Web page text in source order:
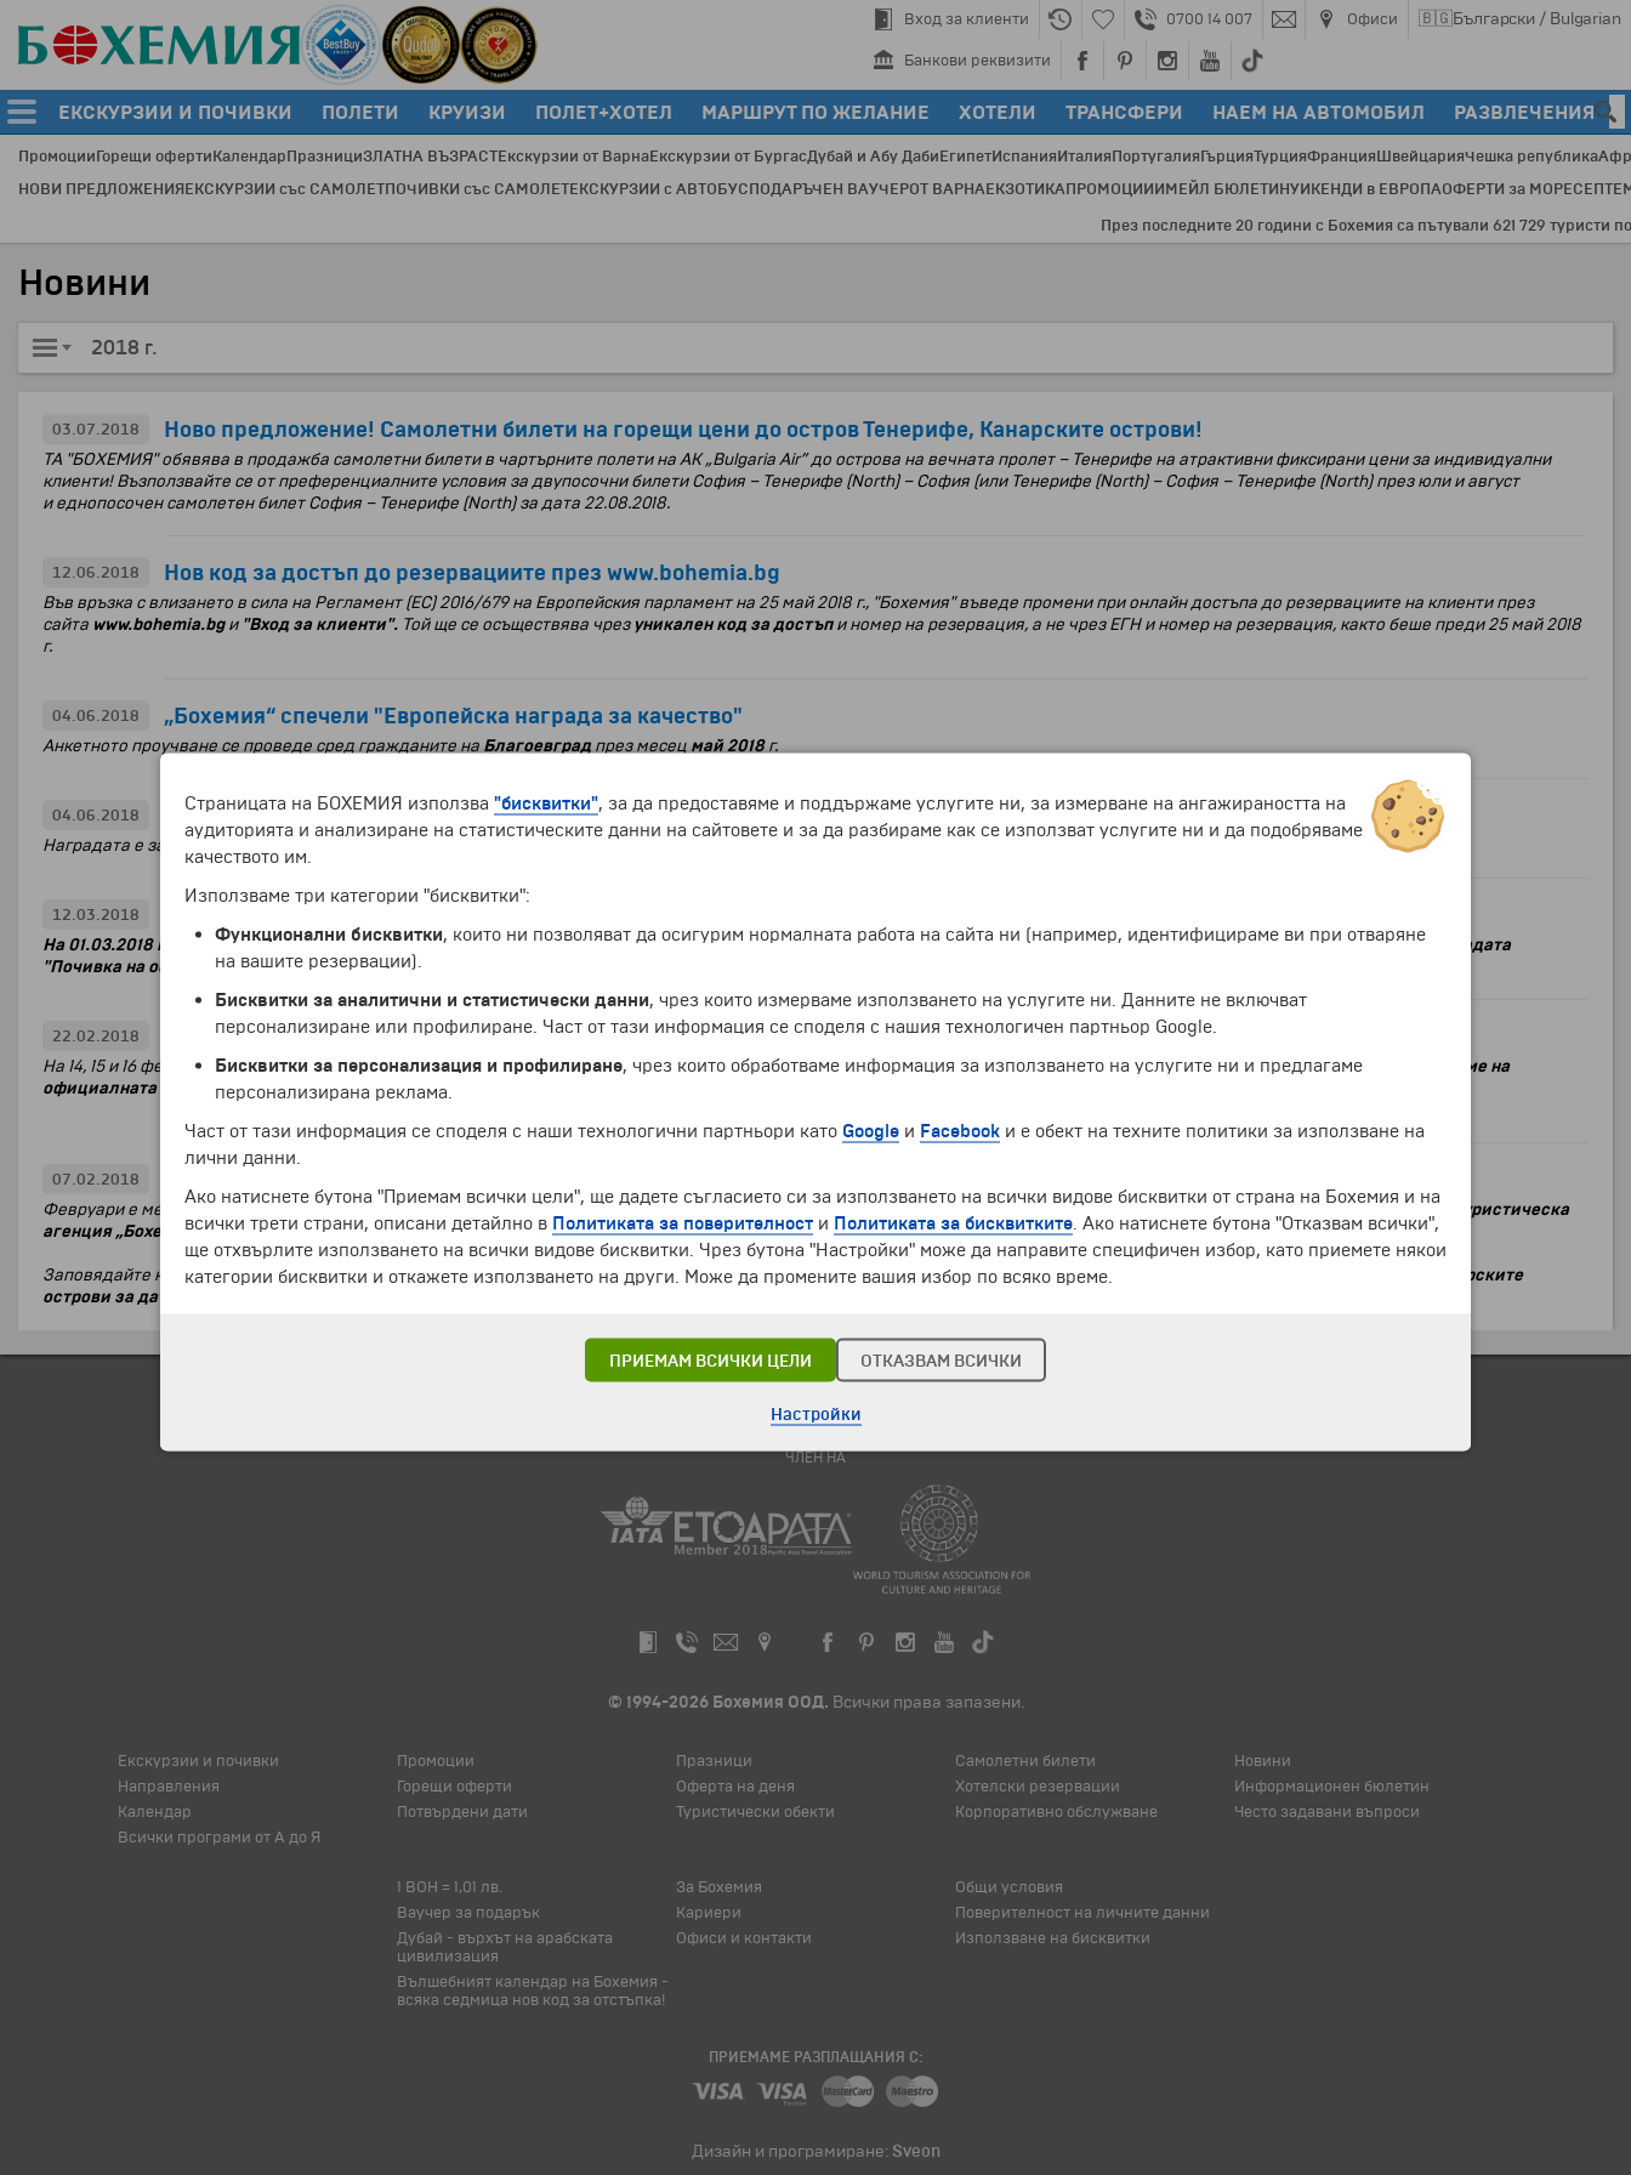
Вход за клиенти 0700 14 007 Офиси 🇧🇬Български / Bulgarian
Банкови реквизити
ЕКСКУРЗИИ И ПОЧИВКИ ПОЛЕТИ КРУИЗИ ПОЛЕТ+ХОТЕЛ МАРШРУТ ПО ЖЕЛАНИЕ ХОТЕЛИ ТРАНСФЕРИ НАЕМ НА АВТОМОБИЛ РАЗВЛЕЧЕНИЯ
ПромоцииГорещи офертиКалендарПразнициЗЛАТНА ВЪЗРАСТЕкскурзии от ВарнаЕкскурзии от БургасДубай и Абу ДабиЕгипетИспанияИталияПортугалияГърцияТурцияФранцияШвейцарияЧешка република
НОВИ ПРЕДЛОЖЕНИЯЕКСКУРЗИИ със САМОЛЕТПОЧИВКИ със САМОЛЕТЕКСКУРЗИИ с АВТОБУСПОДАРЪЧЕН ВАУЧЕРОТ ВАРНАЕКЗОТИКАПРОМОЦИИИМЕЙЛ БЮЛЕТИНУИКЕНДИ в ЕВРОПАОФЕРТИ за МОРЕ
През последните 20 години с Бохемия са пътували 621 729 туристи по
Новини
2018 г.
03.07.2018 Ново предложение! Самолетни билети на горещи цени до остров Тенерифе, Канарските острови!
ТА "БОХЕМИЯ" обявява в продажба самолетни билети в чартърните полети на АК „Bulgaria Air”до острова на вечната пролет – Тенерифе на атрактивни фиксирани цени за индивидуални
клиенти! Възползвайте се от преференциалните условия за двупосочни билети София – Тенерифе (North) –София (или Тенерифе (North) –София – Тенерифе (North) през юли и август
и еднопосочен самолетен билет София – Тенерифе (North) за дата 22.08.2018.
12.06.2018 Нов код за достъп до резервациите през www.bohemia.bg
Във връзка с влизането в сила на Регламент (ЕС) 2016/679 на Европейския парламент на 25 май 2018 г., "Бохемия" въведе промени при онлайн достъпа до резервациите на клиенти през
сайта www.bohemia.bgи "Вход за клиенти". Той ще се осъществява чрез уникален код за достъпи номер на резервация, а не чрез ЕГН и номер на резервация, както беше преди 25 май 2018
г.
04.06.2018 „Бохемия“ спечели "Европейска награда за качество"
Анкетното проучване се проведе сред гражданите на Благоевград през месец май 2018г.
04.06.2018 „Бохемия“ отново спечели QuDal за най-високо качество на туристическите услуги
Наградата е за 1-во място в категорията "Туристическа агенция" в България за 2018/2019 г.
12.03.2018
На 01.03.2018 г. на томболен принцип беше изтеглен победителят от играта „Запиши се и спечели почивка на о-в Тенерифе“ - Станка Иванова Минкова, която спечели наградата
"Почивка на остров Тенерифе".
22.02.2018 ТА "Бохемия" - Най-добър туроператор за изходящ туризъм за 2017 година!
На 14, 15 и 16 февруари 2018 г. традиционно се проведе международното туристическо изложение"Ваканция и СПА Експо",което приведства над 380 фирми участници.
По време на
официалната церемония по награждаване, туристическа агенция "Бохемия" получи отличието "Най-добър туроператор за изходящ туризъм за 2017 година!"
07.02.2018
Февруари е месецът на любовта и виното, а също и на международното туристическо изложение „Ваканция & СПА експо“!Имамe удоволствието да ви поканим на щанда на туристическа
агенция „Бохемия“ (щанд 8, зала 2)на изложението на15-ти и 16-ти февруари 2018 г.вИнтер Експо център -София, когато входът е свободен за клиенти.
Заповядайте на нашия щанд, за да оставите контактите си и ще участвате в лотария за1 безплатно място за нашата потвърдена чартърна почивка на остров Тенерифе, Канарските
острови за дата 19.06.2018 г.!
ЧЛЕН НА
© 1994-2026 Бохемия ООД. Всички права запазени.
Екскурзии и почивки
Направления
Календар
Всички програми от А до Я
Промоции
Горещи оферти
Потвърдени дати
Празници
Оферта на деня
Туристически обекти
Самолетни билети
Хотелски резервации
Корпоративно обслужване
Новини
Информационен бюлетин
Често задавани въпроси
1 BOH = 1,01 лв.
Ваучер за подарък
Дубай - върхът на арабската
цивилизация
Вълшебният календар на Бохемия -
всяка седмица нов код за отстъпка!
За Бохемия
Кариери
Офиси и контакти
Общи условия
Поверителност на личните данни
Използване на бисквитки
ПРИЕМАМЕ РАЗПЛАЩАНИЯ С:
Дизайн и програмиране: Sveon
Страницата на БОХЕМИЯ използва "бисквитки", за да предоставяме и поддържаме услугите ни, за измерване на ангажираността на
аудиторията и анализиране на статистическите данни на сайтовете и за да разбираме как се използват услугите ни и да подобряваме
качеството им.
Използваме три категории "бисквитки":
Функционални бисквитки, които ни позволяват да осигурим нормалната работа на сайта ни (например, идентифицираме ви при отваряне
на вашите резервации).
Бисквитки за аналитични и статистически данни, чрез които измерваме използването на услугите ни. Данните не включват
персонализиране или профилиране. Част от тази информация се споделя с нашия технологичен партньор Google.
Бисквитки за персонализация и профилиране, чрез които обработваме информация за използването на услугите ни и предлагаме
персонализирана реклама.
Част от тази информация се споделя с наши технологични партньори като Google и Facebook и е обект на техните политики за използване на
лични данни.
Ако натиснете бутона "Приемам всички цели", ще дадете съгласието си за използването на всички видове бисквитки от страна на Бохемия и на
всички трети страни, описани детайлно в Политиката за поверителност и Политиката за бисквитките . Ако натиснете бутона "Отказвам всички",
ще отхвърлите използването на всички видове бисквитки. Чрез бутона "Настройки" може да направите специфичен избор, като приемете някои
категории бисквитки и откажете използването на други. Може да промените вашия избор по всяко време.
ПРИЕМАМ ВСИЧКИ ЦЕЛИ ОТКАЗВАМ ВСИЧКИ
Настройки